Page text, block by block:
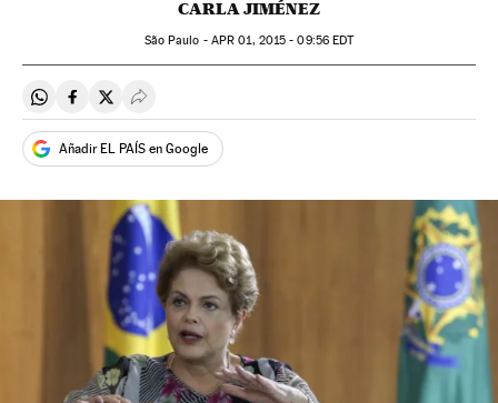
CARLA JIMÉNEZ
São Paulo - APR 01, 2015 - 09:56EDT
Compartir en Whatsapp
Compartir en Facebook
Compartir en Twitter
Desplegar Redes Sociales
Añadir EL PAÍS en Google